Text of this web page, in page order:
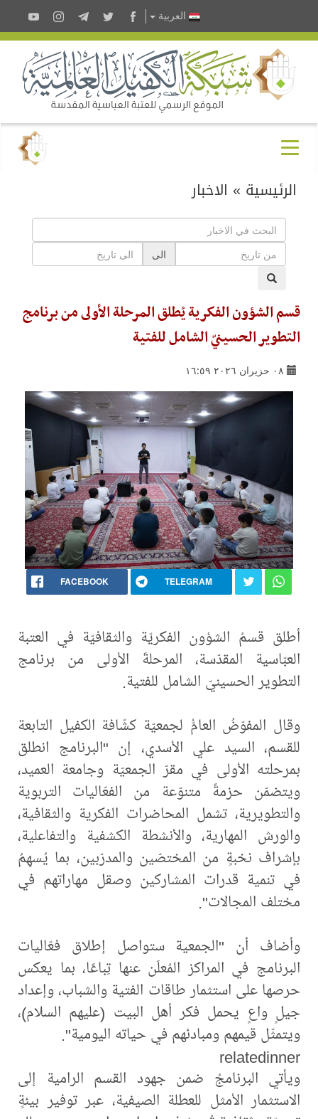
العربية
الرئيسية » الاخبار
الى
قسم الشؤون الفكرية يُطلق المرحلة الأولى من برنامج
التطوير الحسينيّ الشامل للفتية
٠٨ حزيران ٢٠٢٦ ١٦:٥٩
FACEBOOK TELEGRAM
أطلق قسمُ الشؤون الفكريّة والثقافيّة في العتبة
العبّاسية المقدّسة، المرحلةَ الأولى من برنامج
التطوير الحسينيّ الشامل للفتية.
وقال المفوّضُ العامُّ لجمعيّة كشّافة الكفيل التابعة
للقسم، السيد علي الأسدي، إن "البرنامج انطلق
بمرحلته الأولى في مقرّ الجمعيّة وجامعة العميد،
ويتضمّن حزمةً متنوّعة من الفعّاليات التربوية
والتطويرية، تشمل المحاضرات الفكرية والثقافية،
والورش المهارية، والأنشطة الكشفية والتفاعلية،
بإشراف نخبةٍ من المختصّين والمدرّبين، بما يُسهِمُ
في تنمية قدرات المشاركين وصقل مهاراتهم في
مختلف المجالات".
وأضاف أن "الجمعية ستواصل إطلاق فعّاليات
البرنامج في المراكز المُعلَن عنها تِباعًا، بما يعكس
حرصها على استثمار طاقات الفتية والشباب، وإعداد
جيلٍ واعٍ يحمل فكر أهل البيت (عليهم السلام)،
ويتمثّل قيمهم ومبادئهم في حياته اليومية".
relatedinner
ويأتي البرنامجُ ضمن جهود القسم الرامية إلى
الاستثمار الأمثل للعطلة الصيفية، عبر توفير بيئةٍ